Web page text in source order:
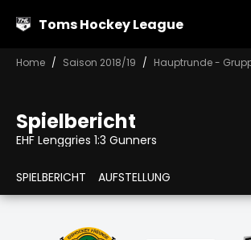
Toms Hockey League
Home Saison 2018/19 Hauptrunde -
Spielbericht
EHF Lenggries 1:3 Gunners
SPIELBERICHT AUFSTELLUNG